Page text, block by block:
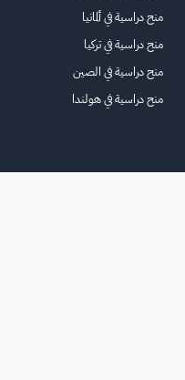
منح دراسية في ألمانيا
منح دراسية في تركيا
منح دراسية في الصين
منح دراسية في هولندا